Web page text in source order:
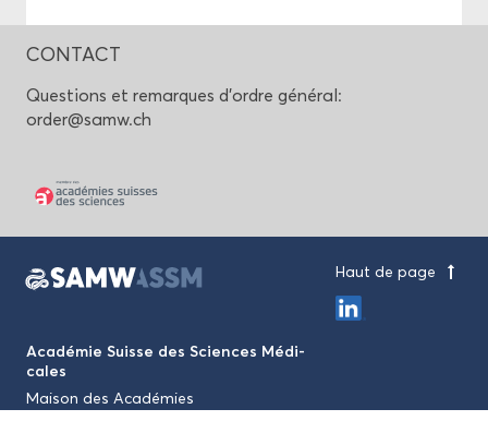
CONTACT
Ques­tions et re­marques d’ordre gé­né­ral:
order@samw.ch
Aca­dé­mie Suisse des Sciences Mé­di­
cales
Mai­son des Aca­dé­mies
Haut de page